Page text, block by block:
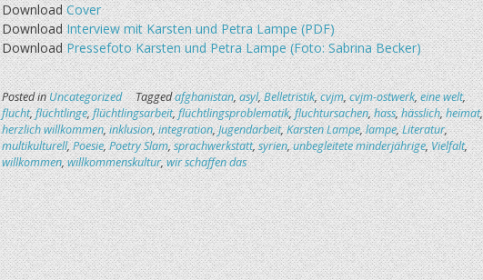
DownloadCover
DownloadInterview mit Karsten und Petra Lampe (PDF)
DownloadPressefoto Karsten und Petra Lampe (Foto: Sabrina Becker)
Posted inUncategorized Taggedafghanistan,asyl,Belletristik,cvjm,cvjm-ostwerk,eine welt,
flucht,flüchtlinge,flüchtlingsarbeit,flüchtlingsproblematik,fluchtursachen,hass,hässlich,heimat,
herzlich willkommen,inklusion,integration,Jugendarbeit,Karsten Lampe,lampe,Literatur,
multikulturell,Poesie,Poetry Slam,sprachwerkstatt,syrien,unbegleitete minderjährige,Vielfalt,
willkommen,willkommenskultur,wir schaffen das